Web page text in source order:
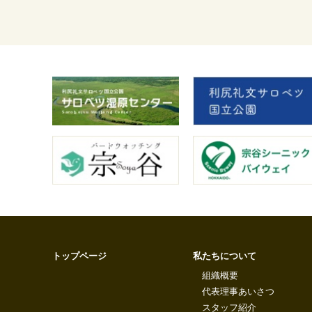
トップページ
私たちについて
組織概要
代表理事あいさつ
スタッフ紹介